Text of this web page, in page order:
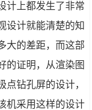
计上都发生了非常
设计就能清楚的知
大的差距，而这部
的证明，从渲染图
点钻孔屏的设计，
机采用这样的设计